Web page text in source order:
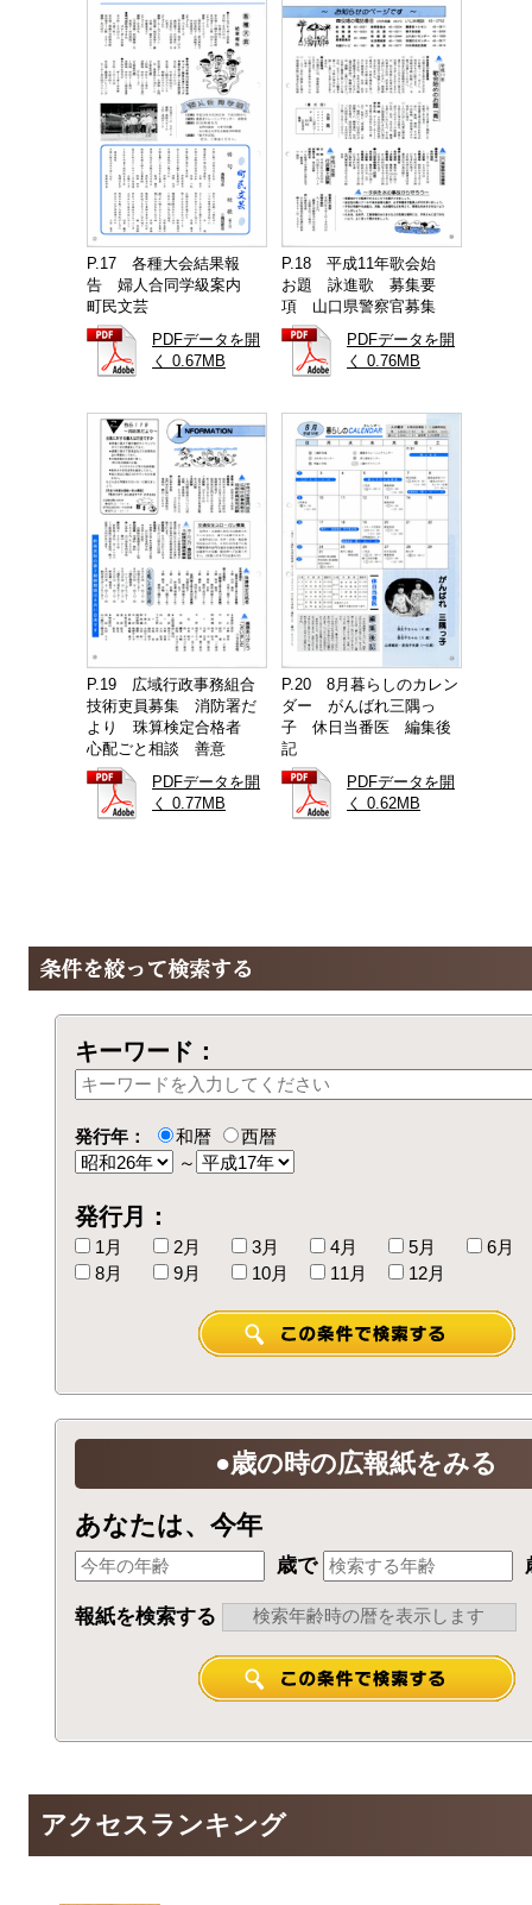
P.17 各種大会結果報
告 婦人合同学級案内
町民文芸
PDFデータを開
く 0.67MB
P.18 平成11年歌会始
お題 詠進歌 募集要
項 山口県警察官募集
PDFデータを開
く 0.76MB
P.19 広域行政事務組合
技術吏員募集 消防署だ
より 珠算検定合格者
心配ごと相談 善意
PDFデータを開
く 0.77MB
P.20 8月暮らしのカレン
ダー がんばれ三隅っ
子 休日当番医 編集後
記
PDFデータを開
く 0.62MB
キーワード：
発行年： 和暦
西暦
～
発行月：
1月 2月 3月 4月 5月
6月
8月
9月 10月 11月 12月
●歳の時の広報紙をみる
あなたは、今年
歳で
報紙を検索する
アクセスランキング